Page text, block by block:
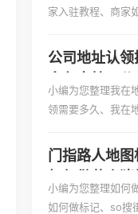
户位置，增加商户
更容易地找到商户
是对于新客户或不
来说，地图标注可
指引，减少客户的
实体指路人地图标
在。对于一些客户
地
家入驻教程、商家
图、家政公司如何
标注知识，详情可
公司地址认领
图标注多久审
小编为您整理我在
领需要多久、我在
领需要多久i、我在
领需要多久Y、搜
显示相关地图标注
下方正文！
门指路人地图
标记？门指路
小编为您整理如何
如何做标记、so搜